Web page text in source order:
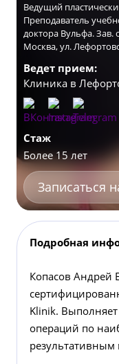
Ведущий
Преподаватель
доктора Вульфа. Зав.
Москва, ул.
Ведет прием:
Клиника в
Стаж
Более 15 лет
Записаться
Подробная
Копасов Андрей
Klinik.
операций по
результативным